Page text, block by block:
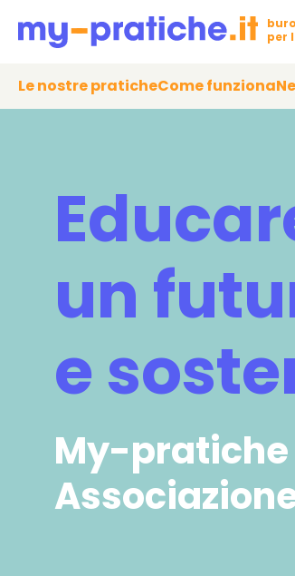
per
Le nostre praticheCome funziona
un
e
My-pratiche